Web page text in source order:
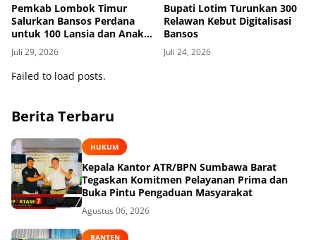
Pemkab Lombok Timur
Salurkan Bansos Perdana
untuk 100 Lansia dan Anak
Yatim di Kecamatan Sikur
Juli 29, 2026
Bupati Lotim Turunkan 300
Relawan Kebut Digitalisasi
Bansos
Juli 24, 2026
Failed to load posts.
Berita Terbaru
HUKUM
Kepala Kantor ATR/BPN Sumbawa Barat
Tegaskan Komitmen Pelayanan Prima dan
Buka Pintu Pengaduan Masyarakat
Agustus 06, 2026
BANTEN